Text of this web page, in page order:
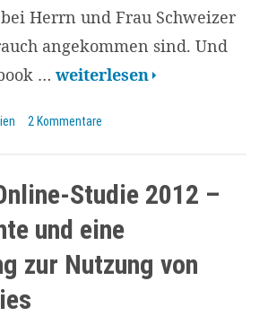
Herrn und Frau Schweizer
angekommen sind. Und
… Social
in
Schweiz:
Resultate
der
Online
weiterlesen
2 Kommentare
Studie 2012 –
und eine
zur Nutzung von